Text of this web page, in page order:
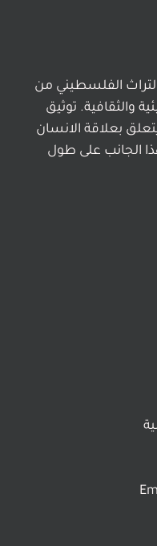
الفلسطيني من
والثقافية. توثيق
بعلاقة الانسان
الجانب على طول